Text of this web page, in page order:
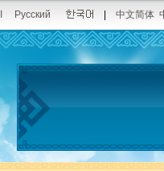
Русский 中文简体